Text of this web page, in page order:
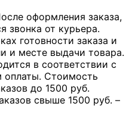
оформления заказа,
звонка от курьера.
готовности заказа и
и месте выдачи товара.
в соответствии с
оплаты. Стоимость
до 1500 руб.
свыше 1500 руб. –